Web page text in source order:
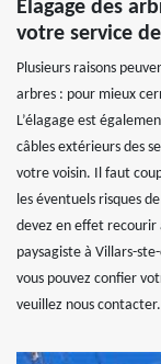
Élagage des
votre service
Plusieurs raisons
arbres : pour mieux
L’élagage est
câbles extérieurs des
votre voisin. Il faut
les éventuels risques
devez en effet recourir
paysagiste à Villars-
vous pouvez confier
veuillez nous contacter.